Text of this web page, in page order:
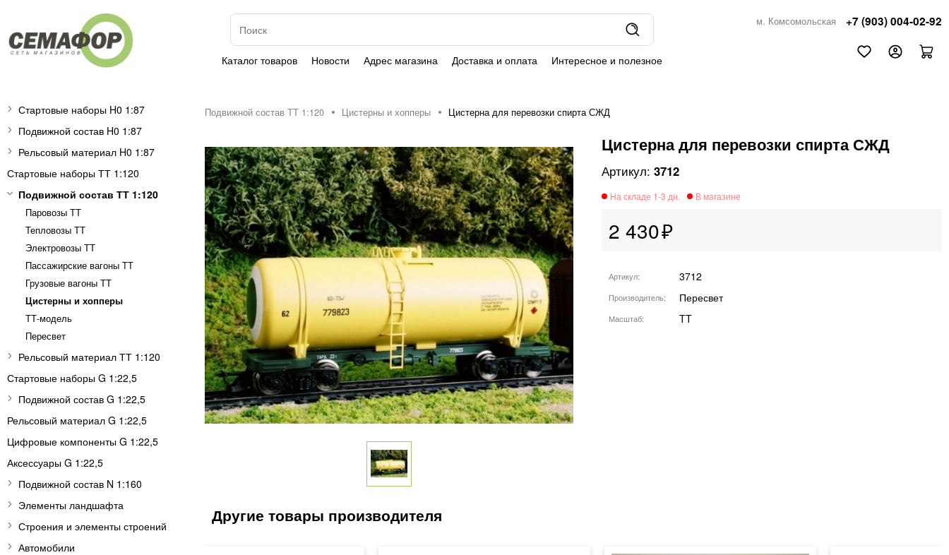
Каталог товаров Новости Адрес магазина Доставка и оплата Интересное и полезное
м. Комсомольская +7 (903) 004-02-92
Стартовые наборы H0 1:87
Подвижной состав H0 1:87
Рельсовый материал H0 1:87
Стартовые наборы ТТ 1:120
Подвижной состав ТТ 1:120
Паровозы ТТ
Тепловозы ТТ
Электровозы ТТ
Пассажирские вагоны TT
Грузовые вагоны ТТ
Цистерны и хопперы
ТТ-модель
Пересвет
Рельсовый материал ТТ 1:120
Стартовые наборы G 1:22,5
Подвижной состав G 1:22,5
Рельсовый материал G 1:22,5
Цифровые компоненты G 1:22,5
Аксессуары G 1:22,5
Подвижной состав N 1:160
Элементы ландшафта
Строения и элементы строений
Автомобили
Подвижной состав ТТ 1:120 Цистерны и хопперы Цистерна для перевозки спирта СЖД
Цистерна для перевозки спирта СЖД
3712
2 430
Артикул 3712
Производитель Пересвет
Масштаб TT